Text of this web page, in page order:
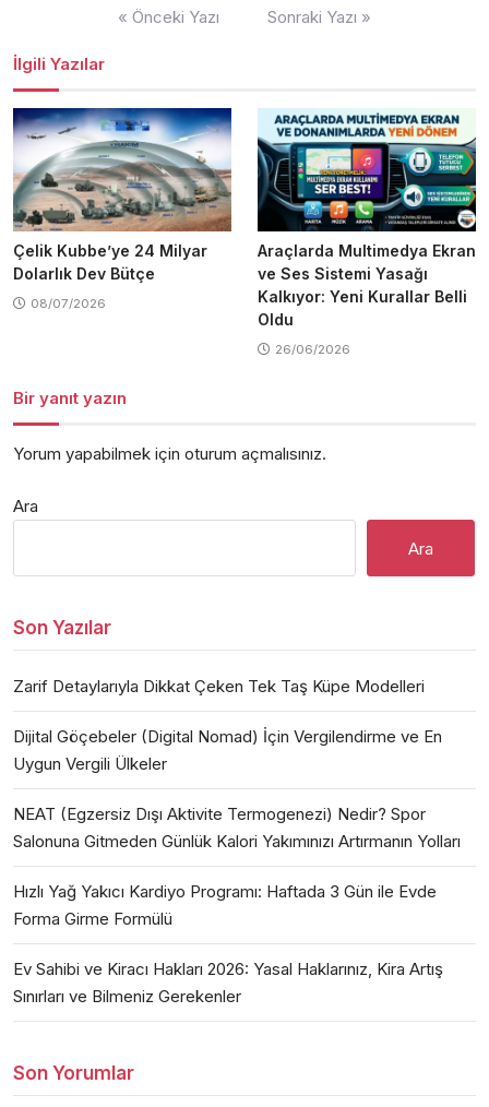
« Önceki Yazı Sonraki Yazı »
İlgili Yazılar
Çelik Kubbe’ye 24 Milyar
Dolarlık Dev Bütçe
08/07/2026
Araçlarda Multimedya Ekran
ve Ses Sistemi Yasağı
Kalkıyor: Yeni Kurallar Belli
Oldu
26/06/2026
Bir yanıt yazın
Yorum yapabilmek için oturum açmalısınız.
Ara
Ara
Son Yazılar
Zarif Detaylarıyla Dikkat Çeken Tek Taş Küpe Modelleri
Dijital Göçebeler (Digital Nomad) İçin Vergilendirme ve En
Uygun Vergili Ülkeler
NEAT (Egzersiz Dışı Aktivite Termogenezi) Nedir? Spor
Salonuna Gitmeden Günlük Kalori Yakımınızı Artırmanın Yolları
Hızlı Yağ Yakıcı Kardiyo Programı: Haftada 3 Gün ile Evde
Forma Girme Formülü
Ev Sahibi ve Kiracı Hakları 2026: Yasal Haklarınız, Kira Artış
Sınırları ve Bilmeniz Gerekenler
Son Yorumlar